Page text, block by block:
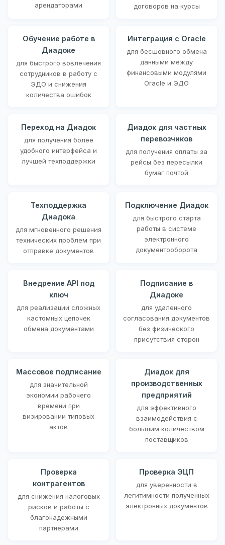
арендаторами
договоров на курсы
Обучение работе в
Диадоке
для быстрого вовлечения
сотрудников в работу с
ЭДО и снижения
количества ошибок
Интеграция с Oracle
для бесшовного обмена
данными между
финансовыми модулями
Oracle и ЭДО
Переход на Диадок
для получения более
удобного интерфейса и
лучшей техподдержки
Диадок для частных
перевозчиков
для получения оплаты за
рейсы без пересылки
бумаг почтой
Техподдержка
Диадока
для мгновенного решения
технических проблем при
отправке документов
Подключение Диадок
для быстрого старта
работы в системе
электронного
документооборота
Внедрение API под
ключ
для реализации сложных
кастомных цепочек
обмена документами
Подписание в
Диадоке
для удаленного
согласования документов
без физического
присутствия сторон
Массовое подписание
для значительной
экономии рабочего
времени при
визировании типовых
актов
Диадок для
производственных
предприятий
для эффективного
взаимодействия с
большим количеством
поставщиков
Проверка
контрагентов
для снижения налоговых
рисков и работы с
благонадежными
партнерами
Проверка ЭЦП
для уверенности в
легитимности полученных
электронных документов